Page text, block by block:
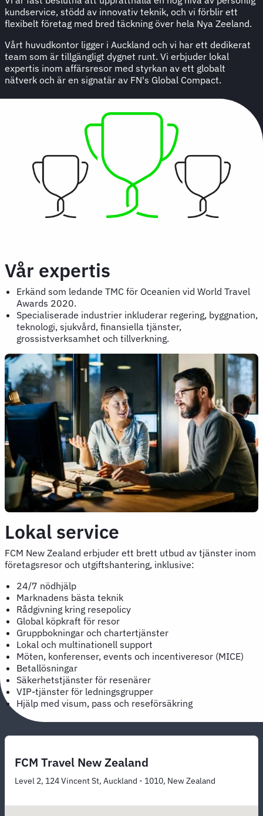
kundservice, stödd av innovativ teknik, och vi förblir ett
flexibelt företag med bred täckning över hela Nya Zeeland.
Vårt huvudkontor ligger i Auckland och vi har ett dedikerat
team som är tillgängligt dygnet runt. Vi erbjuder lokal
expertis inom affärsresor med styrkan av ett globalt
nätverk och är en signatär av FN's Global Compact.
Vår expertis
Erkänd som ledande TMC för Oceanien vid World Travel
Awards 2020.
Specialiserade industrier inkluderar regering, byggnation,
teknologi, sjukvård, finansiella tjänster,
grossistverksamhet och tillverkning.
Lokal service
FCM New Zealand erbjuder ett brett utbud av tjänster inom
företagsresor och utgiftshantering, inklusive:
24/7 nödhjälp
Marknadens bästa teknik
Rådgivning kring resepolicy
Global köpkraft för resor
Gruppbokningar och chartertjänster
Lokal och multinationell support
Möten, konferenser, events och incentiveresor (MICE)
Betallösningar
Säkerhetstjänster för resenärer
VIP-tjänster för ledningsgrupper
Hjälp med visum, pass och reseförsäkring
FCM Travel New Zealand
Level 2, 124 Vincent St, Auckland - 1010, New Zealand